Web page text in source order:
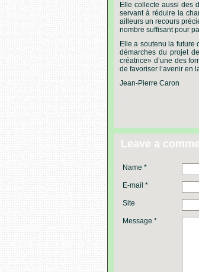
Elle collecte aussi des
servant à réduire la
ailleurs un recours
nombre suffisant pour
Elle a soutenu la future
démarches du projet
créatrice» d’une des
de favoriser l’avenir en
Jean-Pierre Caron
Leave a
Name *
E-mail *
Site
Message *